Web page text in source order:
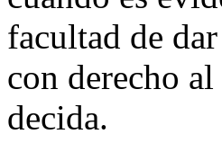
facultad de
con derecho
decida.